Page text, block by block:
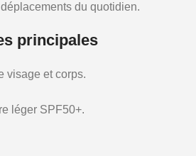
du quotidien.
principales
visage et corps.
léger SPF50+.